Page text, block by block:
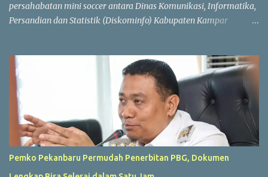
persahabatan mini soccer antara Dinas Komunikasi, Informatika,
Persandian dan Statistik (Diskominfo) Kabupaten Kampar
Soccer, Batu Belah, Kecamatan Kampar, Kamis (23/7/2026),
menjadi ajang mempererat silaturahmi sekaligus menjaga
kebugaran jasmani bagi Aparatur Sipil Negara (ASN) dan PPPK di
lingkungan Pemerintah Kabupaten Kampar. Sejak peluit awal
dibunyikan yang dipimpin wasit Profesional Salis tersebut, kedua
tim langsung menampilkan permainan atraktif. Saling
menyerang, menciptakan peluang, hingga aksi penyelamatan
gemilang dari para penjaga gawang membuat pertandingan
Pemko Pekanbaru Permudah Penerbitan PBG, Dokumen